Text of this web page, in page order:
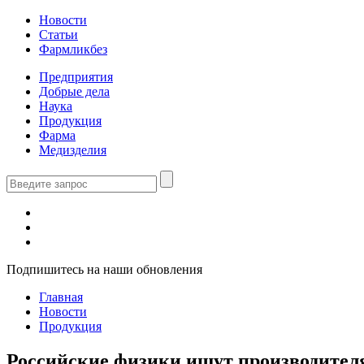
Новости
Статьи
Фармликбез
Предприятия
Добрые дела
Наука
Продукция
Фарма
Медизделия
Подпишитесь на наши обновления
Главная
Новости
Продукция